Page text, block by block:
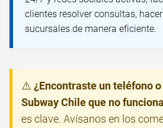
clientes resolver consultas,
sucursales de manera eficiente.
⚠️ ¿Encontraste un teléfono
Subway Chile que no
es clave. Avísanos en los